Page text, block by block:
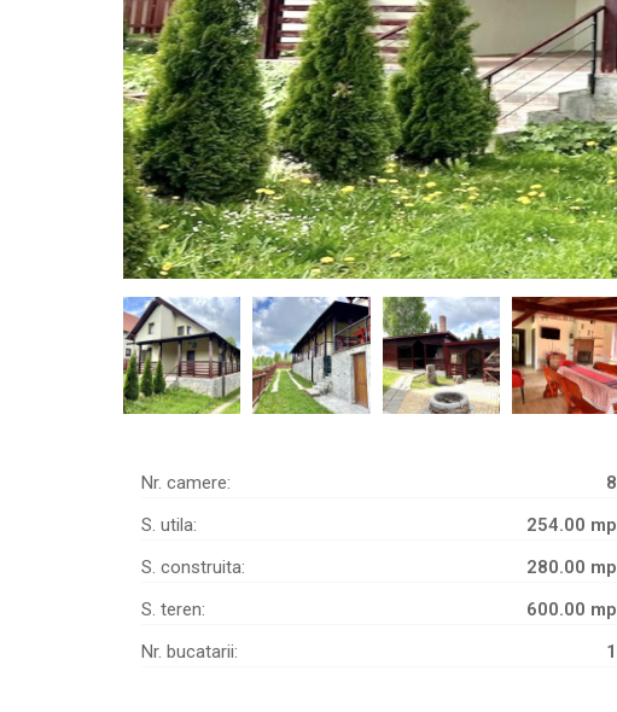
Nr. camere:
8
S. utila:
254.00 mp
S. construita:
280.00 mp
S. teren:
600.00 mp
Nr. bucatarii:
1